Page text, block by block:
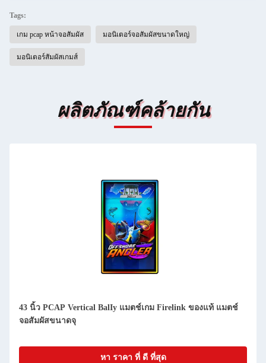
Tags:
เกม pcap หน้าจอสัมผัส มอนิเตอร์จอสัมผัสขนาดใหญ่
มอนิเตอร์สัมผัสเกมส์
ผลิตภัณฑ์คล้ายกัน
43 นิ้ว PCAP Vertical BalIy แมตช์เกม Firelink ของแท้ แมตช์
จอสัมผัสขนาดจุ
หา ราคา ที่ ดี ที่สุด